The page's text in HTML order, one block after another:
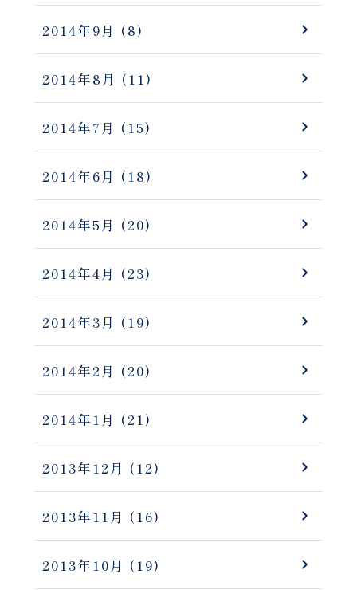
2014年9月 (8)
2014年8月 (11)
2014年7月 (15)
2014年6月 (18)
2014年5月 (20)
2014年4月 (23)
2014年3月 (19)
2014年2月 (20)
2014年1月 (21)
2013年12月 (12)
2013年11月 (16)
2013年10月 (19)